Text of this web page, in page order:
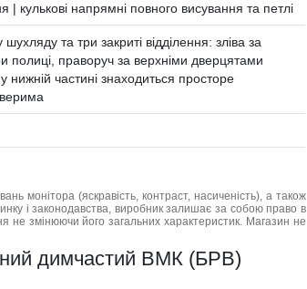
| кулькові напрямні повного висування та петлі
та три закриті відділення: зліва за
полиці, праворуч за верхніми дверцятами
частині знаходиться просторе
монітора (яскравість, контраст, насиченість), а також
і законодавства, виробник залишає за собою право в
не змінюючи його загальних характеристик. Магазин не
димчастий ВМК (БРВ)